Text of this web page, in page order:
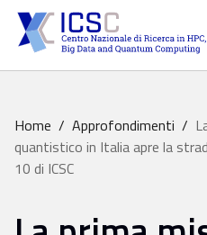
Home / Approfondimenti /
quantistico in Italia apre la
10 di ICSC